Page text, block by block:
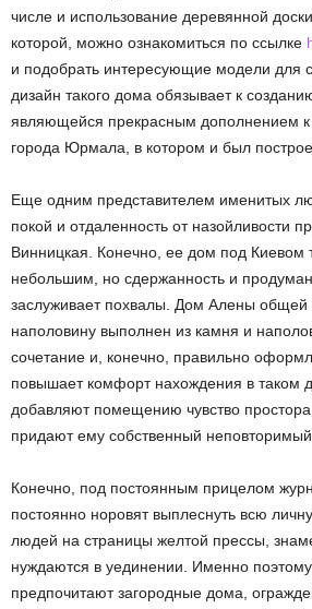
числе и использование деревянной
которой, можно ознакомиться по ссылке
и подобрать интересующие модели для
дизайн такого дома обязывает к
являющейся прекрасным дополнением к
города Юрмала, в котором и был
Еще одним представителем именитых
покой и отдаленность от назойливости
Винницкая. Конечно, ее дом под Киевом
небольшим, но сдержанность и
заслуживает похвалы. Дом Алены
наполовину выполнен из камня и
сочетание и, конечно, правильно
повышает комфорт нахождения в таком
добавляют помещению чувство
придают ему собственный
Конечно, под постоянным прицелом
постоянно норовят выплеснуть всю
людей на страницы желтой прессы,
нуждаются в уединении. Именно
предпочитают загородные дома,